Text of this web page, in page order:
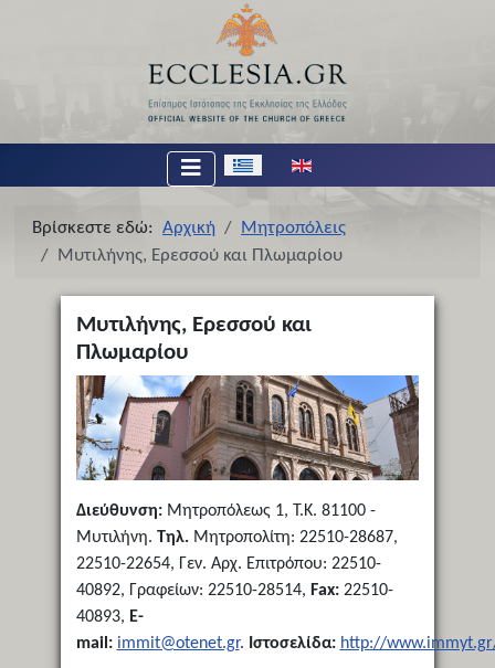
Επιλέξτε τη γλώσσα σας
Βρίσκεστε εδώ: Αρχική
Μητροπόλεις
Μυτιλήνης, Ερεσσού και Πλωμαρίου
Μυτιλήνης, Ερεσσού και
Πλωμαρίου
Διεύθυνση:Μητροπόλεως 1, Τ.Κ. 81100 -
Μυτιλήνη. Τηλ.Μητροπολίτη: 22510-28687,
22510-22654, Γεν. Αρχ. Επιτρόπου: 22510-
40892, Γραφείων: 22510-28514, Fax:22510-
40893, E-
mail: immit@otenet.gr. Ιστοσελίδα: http://